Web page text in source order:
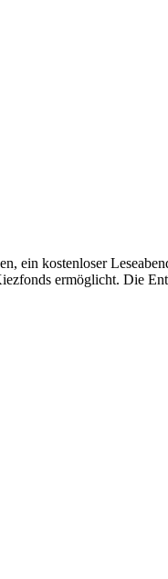
ein kostenloser
ermöglicht. Die